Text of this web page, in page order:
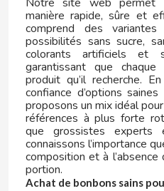
CAPRIMO
CARRETILLA
CASAMAYOR
CERDÁN CARAMELOS
CHAMP HIGH
manière rapide, sûre et
comprend des
possibilités sans sucre,
colorants artificiels et
garantissant que
produit qu’il recherche.
confiance d’options
proposons un mix idéal pour
références à plus forte
que grossistes experts
connaissons l’importance
composition et à l’absence
portion.
Achat de bonbons sains